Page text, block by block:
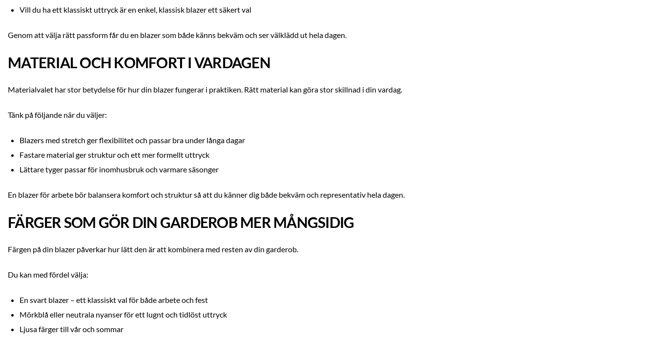
Vill du ha ett klassiskt uttryck är en enkel, klassisk blazer ett säkert val
Genom att välja rätt passform får du en blazer som både känns bekväm och ser välklädd ut hela dagen.
MATERIAL OCH KOMFORT I VARDAGEN
Materialvalet har stor betydelse för hur din blazer fungerar i praktiken. Rätt material kan göra stor skillnad i din vardag.
Tänk på följande när du väljer:
Blazers med stretch ger flexibilitet och passar bra under långa dagar
Fastare material ger struktur och ett mer formellt uttryck
Lättare tyger passar för inomhusbruk och varmare säsonger
En blazer för arbete bör balansera komfort och struktur så att du känner dig både bekväm och representativ hela dagen.
FÄRGER SOM GÖR DIN GARDEROB MER MÅNGSIDIG
Färgen på din blazer påverkar hur lätt den är att kombinera med resten av din garderob.
Du kan med fördel välja:
En svart blazer – ett klassiskt val för både arbete och fest
Mörkblå eller neutrala nyanser för ett lugnt och tidlöst uttryck
Ljusa färger till vår och sommar